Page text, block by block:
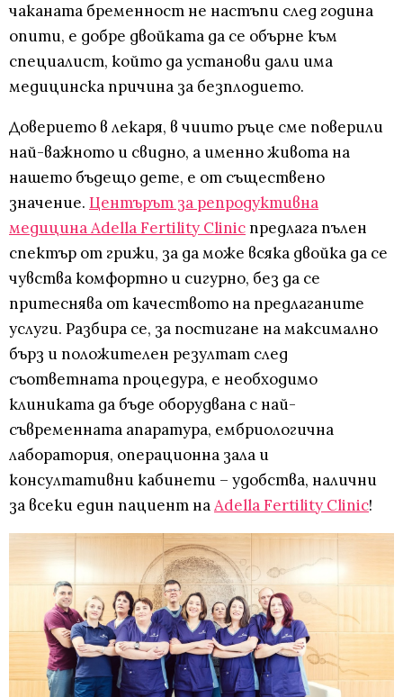
чаканата бременност не настъпи след година
опити, е добре двойката да се обърне към
специалист, който да установи дали има
медицинска причина за безплодието.
Доверието в лекаря, в чиито ръце сме поверили
най-важното и свидно, а именно живота на
нашето бъдещо дете, е от съществено
значение. Центърът за репродуктивна
медицина Adella Fertility Clinicпредлага пълен
спектър от грижи, за да може всяка двойка да се
чувства комфортно и сигурно, без да се
притеснява от качеството на предлаганите
услуги. Разбира се, за постигане на максимално
бърз и положителен резултат след
съответната процедура, е необходимо
клиниката да бъде оборудвана с най-
съвременната апаратура, ембриологична
лаборатория, операционна зала и
консултативни кабинети – удобства, налични
за всеки един пациент наAdella Fertility Clinic!